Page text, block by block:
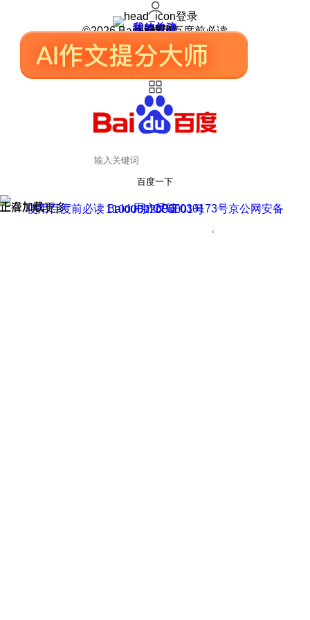
登录
我的关注
我的收藏
皮肤中心
用户反馈
设置
©2026 Baidu 使用百度前必读
百度一下
正在加载
上滑加载更多 用户反馈
使用百度前必读 Baidu 京ICP证030173号
京公网安备11000002000001号